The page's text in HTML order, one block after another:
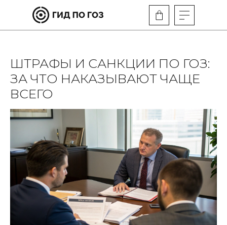
ШТРАФЫ И САНКЦИИ ПО ГОЗ:
ЗА ЧТО НАКАЗЫВАЮТ ЧАЩЕ
ВСЕГО